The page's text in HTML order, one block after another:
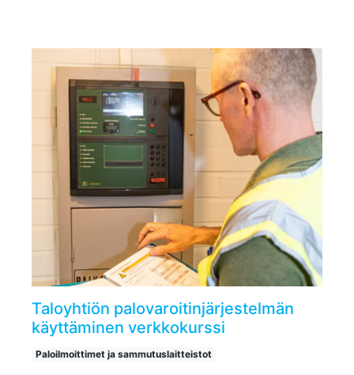
Taloyhtiön palovaroitinjärjestelmän
käyttäminen verkkokurssi
Paloilmoittimet ja sammutuslaitteistot